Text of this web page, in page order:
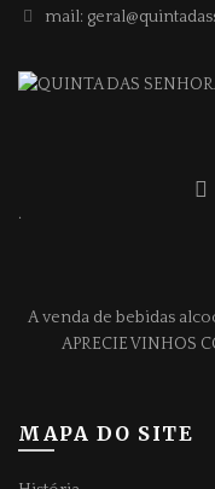
mail:
.
A venda de bebidas
APRECIE VINHOS
MAPA DO SITE